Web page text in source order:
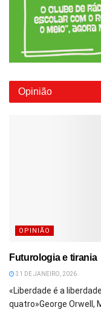
Opinião
OPINIÃO
Futurologia e tirania
31 DE JANEIRO, 2026
«Liberdade é a
quatro»George Orwell,